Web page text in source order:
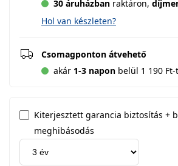
30 áruházban raktáron,
Hol van készleten?
Csomagponton átvehető
akár 1-3 napon belül 1 190 Ft-
Kiterjesztett garancia biztosítás +
meghibásodás